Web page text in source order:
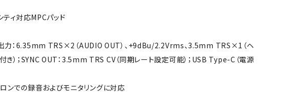
ィ対応MPCパッド
力：6.35mm TRS×2（AUDIO OUT）、+9dBu/2.2Vrms、3.5mm TRS×1（ヘ
；SYNC OUT：3.5mm TRS CV（同期レート設定可能）；USB Type-C（電源
ンでの録音およびモニタリングに対応